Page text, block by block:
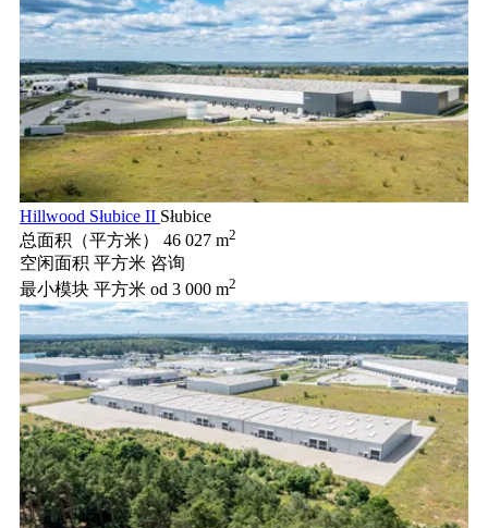
Hillwood Słubice II Słubice
总面积（平方米）
46 027 m2
空闲面积 平方米 咨询
最小模块 平方米 od 3 000 m2